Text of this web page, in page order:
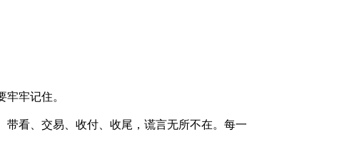
牢记住。
看、交易、收付、收尾，谎言无所不在。每一